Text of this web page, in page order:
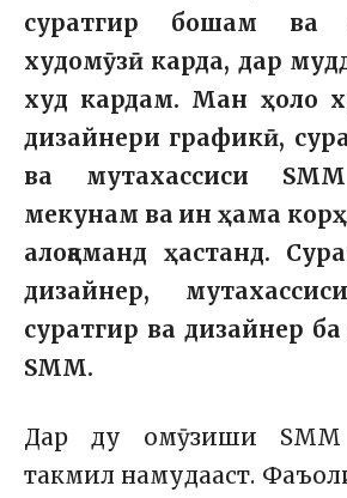
суратгир бошам ва
худомӯзӣ карда, дар
худ кардам. Ман ҳоло
дизайнери графикӣ,
ва мутахассиси
мекунам ва ин ҳама
алоқаманд ҳастанд.
дизайнер,
суратгир ва дизайнер
SMM.
Дар ду омӯзиши
такмил намудааст.